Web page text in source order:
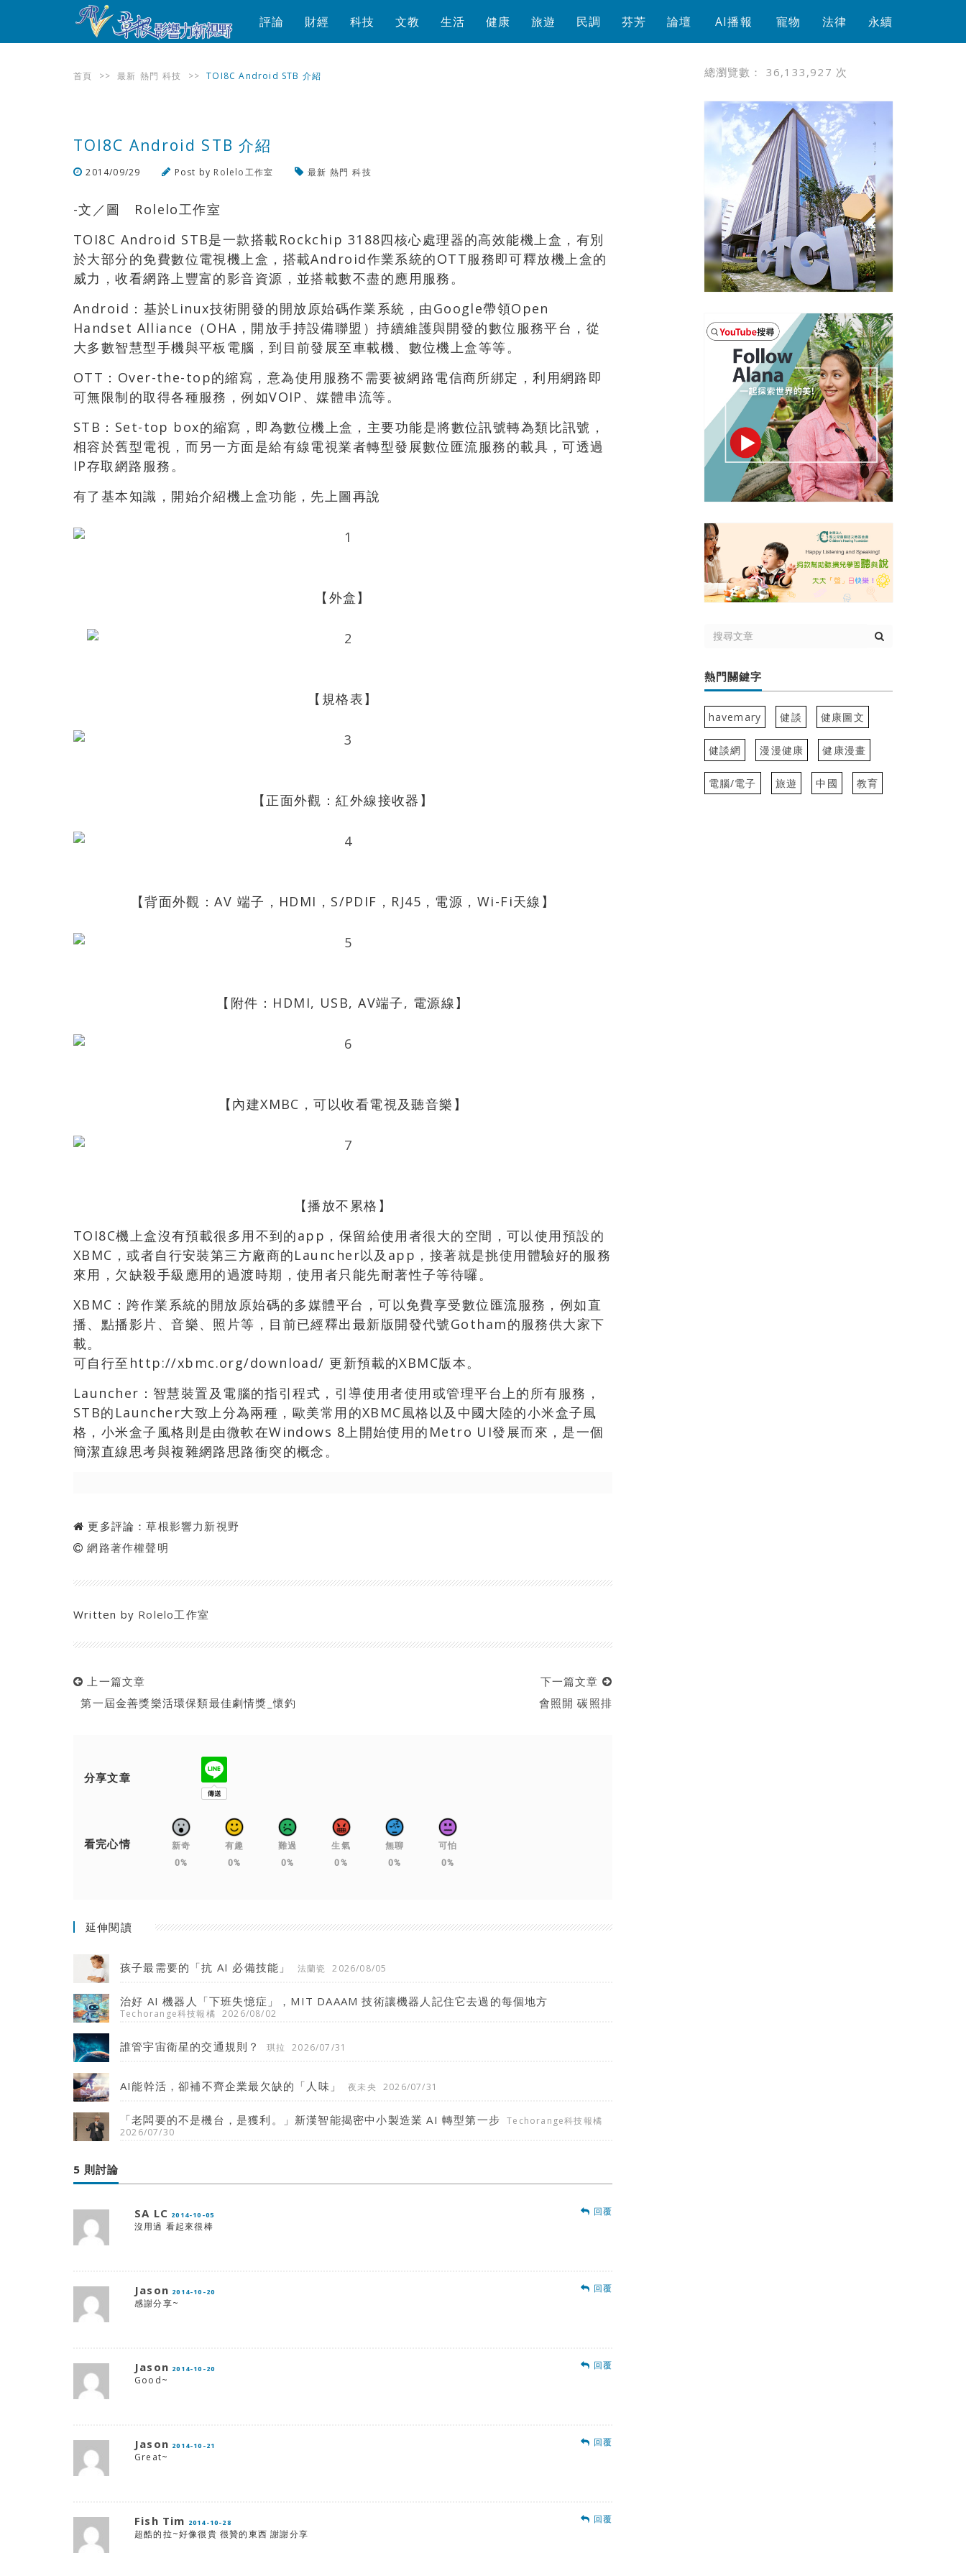
評論 財經 科技 文教 生活 健康 旅遊 民調 芬芳 論壇 AI播報 寵物 法律 永續
首頁 >> 最新 熱門 科技 >> TOI8C Android STB 介紹
TOI8C Android STB 介紹
2014/09/29 Post by Rolelo工作室 最新 熱門 科技
-文／圖 Rolelo工作室
TOI8C Android STB是一款搭載Rockchip 3188四核心處理器的高效能機上盒，有別
於大部分的免費數位電視機上盒，搭載Android作業系統的OTT服務即可釋放機上盒的
威力，收看網路上豐富的影音資源，並搭載數不盡的應用服務。
Android：基於Linux技術開發的開放原始碼作業系統，由Google帶領Open
Handset Alliance（OHA，開放手持設備聯盟）持續維護與開發的數位服務平台，從
大多數智慧型手機與平板電腦，到目前發展至車載機、數位機上盒等等。
OTT：Over-the-top的縮寫，意為使用服務不需要被網路電信商所綁定，利用網路即
可無限制的取得各種服務，例如VOIP、媒體串流等。
STB：Set-top box的縮寫，即為數位機上盒，主要功能是將數位訊號轉為類比訊號，
相容於舊型電視，而另一方面是給有線電視業者轉型發展數位匯流服務的載具，可透過
IP存取網路服務。
有了基本知識，開始介紹機上盒功能，先上圖再說
【外盒】
【規格表】
【正面外觀：紅外線接收器】
【背面外觀：AV 端子，HDMI，S/PDIF，RJ45，電源，Wi-Fi天線】
【附件：HDMI, USB, AV端子, 電源線】
【內建XMBC，可以收看電視及聽音樂】
【播放不累格】
TOI8C機上盒沒有預載很多用不到的app，保留給使用者很大的空間，可以使用預設的
XBMC，或者自行安裝第三方廠商的Launcher以及app，接著就是挑使用體驗好的服務
來用，欠缺殺手級應用的過渡時期，使用者只能先耐著性子等待囉。
XBMC：跨作業系統的開放原始碼的多媒體平台，可以免費享受數位匯流服務，例如直
播、點播影片、音樂、照片等，目前已經釋出最新版開發代號Gotham的服務供大家下
載。
可自行至http://xbmc.org/download/ 更新預載的XBMC版本。
Launcher：智慧裝置及電腦的指引程式，引導使用者使用或管理平台上的所有服務，
STB的Launcher大致上分為兩種，歐美常用的XBMC風格以及中國大陸的小米盒子風
格，小米盒子風格則是由微軟在Windows 8上開始使用的Metro UI發展而來，是一個
簡潔直線思考與複雜網路思路衝突的概念。
更多評論：草根影響力新視野
網路著作權聲明
Written by Rolelo工作室
上一篇文章
第一屆金善獎樂活環保類最佳劇情獎_懷釣
下一篇文章
會照開 碳照排
分享文章
看完心情
新奇
0%
有趣
0%
難過
0%
生氣
0%
無聊
0%
可怕
0%
延伸閱讀
孩子最需要的「抗 AI 必備技能」 法蘭瓷 2026/08/05
治好 AI 機器人「下班失憶症」，MIT DAAAM 技術讓機器人記住它去過的每個地方
Techorange科技報橘 2026/08/02
誰管宇宙衛星的交通規則？ 琪拉 2026/07/31
AI能幹活，卻補不齊企業最欠缺的「人味」 夜未央 2026/07/31
「老闆要的不是機台，是獲利。」新漢智能揭密中小製造業 AI 轉型第一步
Techorange科技報橘
2026/07/30
5 則討論
SA LC 2014-10-05
沒用過 看起來很棒
回覆
Jason 2014-10-20
感謝分享~
回覆
Jason 2014-10-20
Good~
回覆
Jason 2014-10-21
Great~
回覆
Fish Tim 2014-10-28
超酷的拉~好像很貴 很贊的東西 謝謝分享
回覆
總瀏覽數： 36,133,927 次
熱門關鍵字
havemary 健談 健康圖文
健談網 漫漫健康 健康漫畫
電腦/電子 旅遊 中國 教育